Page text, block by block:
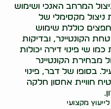
המרחב האנכי ושימוש
ניצול מקסימלי של
כוללת שימוש
הקונטיינר, ובדיקות
שי פינוי דירה יכולות
מבחירת הקונטיינר
בסופו של דבר, פינוי
חוויית אחסון חלקה
מקצועי